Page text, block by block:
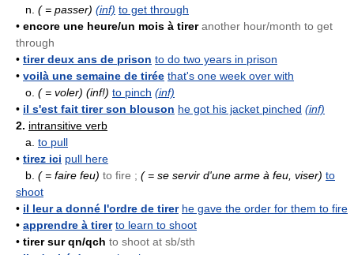
n. ( = passer) (inf) to get through
• encore une heure/un mois à tireranother hour/month to get
through
• tirer deux ans de prison to do two years in prison
• voilà une semaine de tirée that's one week over with
o. ( = voler) (inf!) to pinch (inf)
• il s'est fait tirer son blouson he got his jacket pinched (inf)
2. intransitive verb
a. to pull
• tirez ici pull here
b. ( = faire feu) to fire ; ( = se servir d'une arme à feu, viser) to
shoot
• il leur a donné l'ordre de tirer he gave the order for them to fire
• apprendre à tirer to learn to shoot
• tirer sur qn/qch to shoot at sb/sth